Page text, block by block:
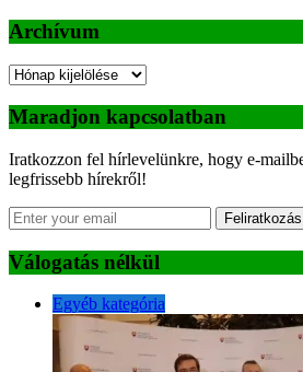
Archívum
Archívum
Maradjon kapcsolatban
Iratkozzon fel hírlevelünkre, hogy e-
legfrissebb hírekről!
Feliratkozás
Válogatás nélkül
Egyéb kategória